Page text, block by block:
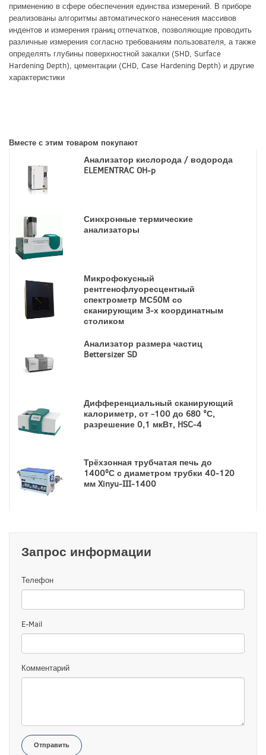
применению в сфере обеспечения единства измерений. В приборе
реализованы алгоритмы автоматического нанесения массивов
индентов и измерения границ отпечатков, позволяющие проводить
различные измерения согласно требованиям пользователя, а также
определять глубины поверхностной закалки (SHD, Surface
Hardening Depth), цементации (CHD, Case Hardening Depth) и другие
характеристики
Запрос информации
Телефон
E-Mail
Комментарий
Отправить
Вместе с этим товаром покупают
Анализатор кислорода / водорода
ELEMENTRAC OH-p
Синхронные термические
анализаторы
Микрофокусный
рентгенофлуоресцентный
спектрометр МС50М со
сканирующим 3-х координатным
столиком
Анализатор размера частиц
Bettersizer SD
Дифференциальный сканирующий
калориметр, от -100 до 680 °С,
разрешение 0,1 мкВт, HSC-4
Трёхзонная трубчатая печь до
1400ºС с диаметром трубки 40-120
мм Xinyu-III-1400